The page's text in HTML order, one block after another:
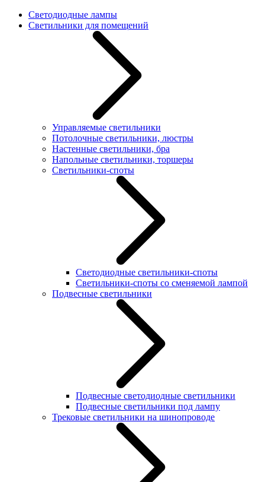
Светодиодные лампы
Светильники для помещений
Управляемые светильники
Потолочные светильники, люстры
Настенные светильники, бра
Напольные светильники, торшеры
Светильники-споты
Светодиодные светильники-споты
Светильники-споты со сменяемой лампой
Подвесные светильники
Подвесные светодиодные светильники
Подвесные светильники под лампу
Трековые светильники на шинопроводе